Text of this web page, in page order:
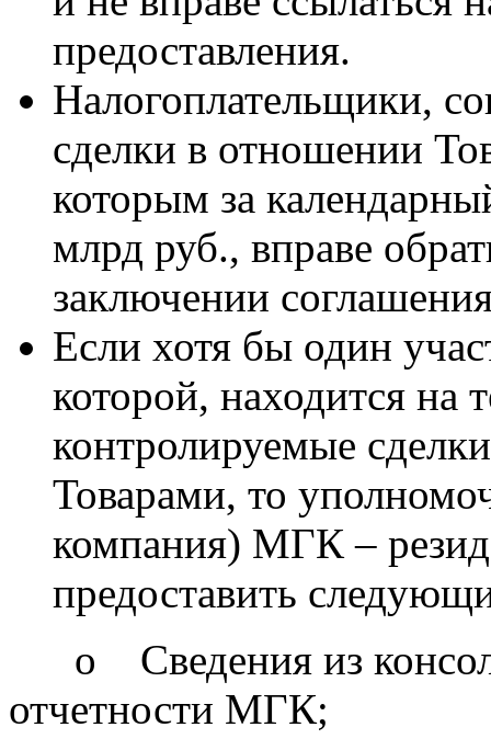
предоставления.
Налогоплательщики,
сделки в отношении
которым за
млрд руб., вправе
заключении
Если хотя бы один
которой, находится на
контролируемые
Товарами, то
компания) МГК –
предоставить
o Сведения из
отчетности МГК;